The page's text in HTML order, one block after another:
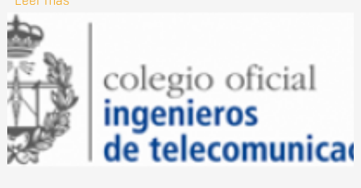
Sociedad Conectada.